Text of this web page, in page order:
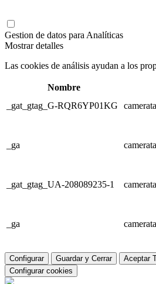
Gestion de datos para Analíticas
Mostrar detalles
Las cookies de análisis ayudan a los
Nombre
_gat_gtag_G-RQR6YP01KG
_ga
_gat_gtag_UA-208089235-1
_ga
Configurar Guardar y Cerrar
Aceptar
Configurar cookies